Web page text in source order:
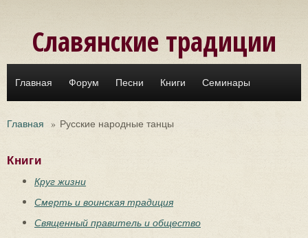
Славянские традиции
Главная Форум Песни Книги Семинары
Главная » Русские народные танцы
Книги
Круг жизни
Смерть и воинская традиция
Священный правитель и общество